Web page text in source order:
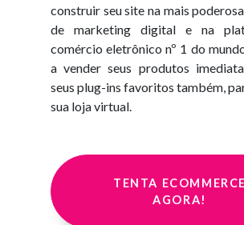
construir seu site na mais
de marketing digital e na
comércio eletrônico nº 1 do
a vender seus produtos
seus plug-ins favoritos também,
sua loja virtual.
TENTA ECOMMERCE
AGORA!